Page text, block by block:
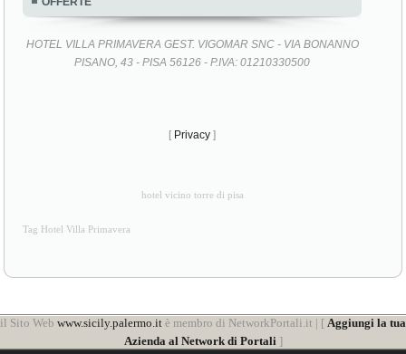
HOTEL VILLA PRIMAVERA GEST. VIGOMAR SNC - VIA BONANNO
PISANO, 43 - PISA 56126 - P.IVA: 01210330500
[ Privacy ]
hotel vicino torre di pisa
Tag Hotel Villa Primavera
il Sito Web www.sicily.palermo.it è membro di NetworkPortali.it | [ Aggiungi la tua
Azienda al Network di Portali]